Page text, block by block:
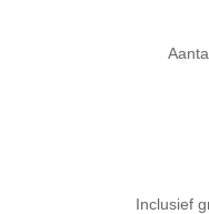
Inclusief